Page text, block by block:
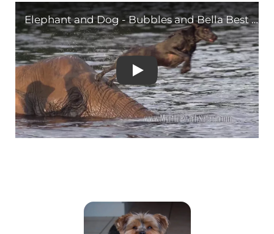
Elephant and Dog -